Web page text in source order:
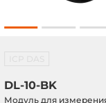
DL-10-BK
Модуль для